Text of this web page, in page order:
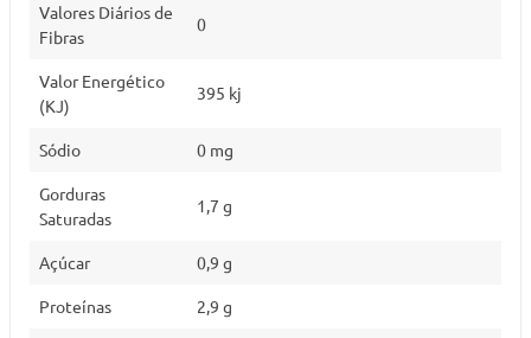
Valores Diários de
Fibras
0
Valor Energético
(KJ)
395 kj
Sódio 0 mg
Gorduras
Saturadas
1,7 g
Açúcar 0,9 g
Proteínas 2,9 g